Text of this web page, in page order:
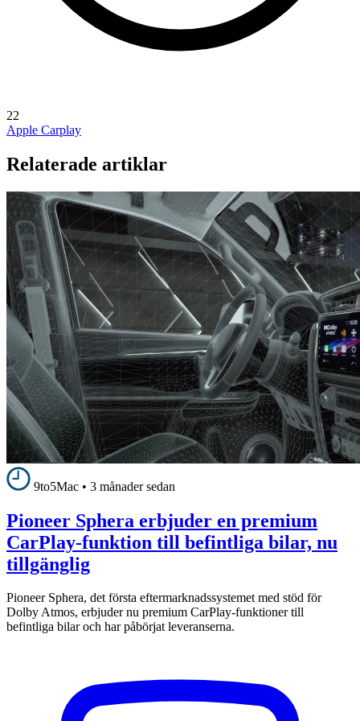
22
Apple Carplay
Relaterade artiklar
9to5Mac • 3 månader sedan
Pioneer Sphera erbjuder en premium
CarPlay-funktion till befintliga bilar, nu
tillgänglig
Pioneer Sphera, det första eftermarknadssystemet med stöd för
Dolby Atmos, erbjuder nu premium CarPlay-funktioner till
befintliga bilar och har påbörjat leveranserna.